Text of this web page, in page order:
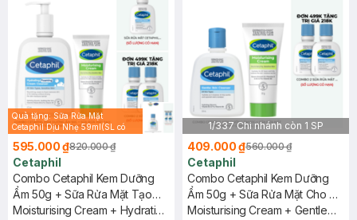
Quà tặng: Sữa Rửa Mặt
Cetaphil Dịu Nhẹ 59ml(SL có
595.000 ₫820.000 ₫
Cetaphil
Combo Cetaphil Kem Dưỡng
Ẩm 50g + Sữa Rửa Mặt Tạo
Bọt Cho Da Nhạy Cảm 473ml
Moisturising Cream + Hydrating
1/337 Chi nhánh còn 1 SP
409.000 ₫560.000 ₫
Cetaphil
Combo Cetaphil Kem Dưỡng
Ẩm 50g + Sữa Rửa Mặt Cho Da
Nhạy Cảm 250ml (Mới)
Moisturising Cream + Gentle